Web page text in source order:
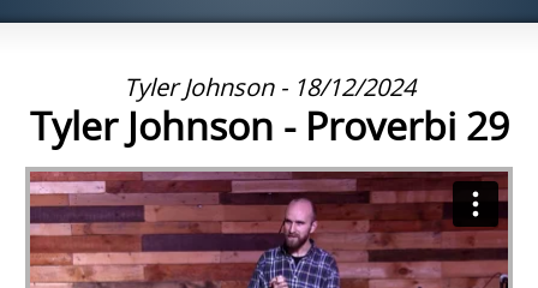
Tyler Johnson - 18/12/2024
Tyler Johnson - Proverbi 29